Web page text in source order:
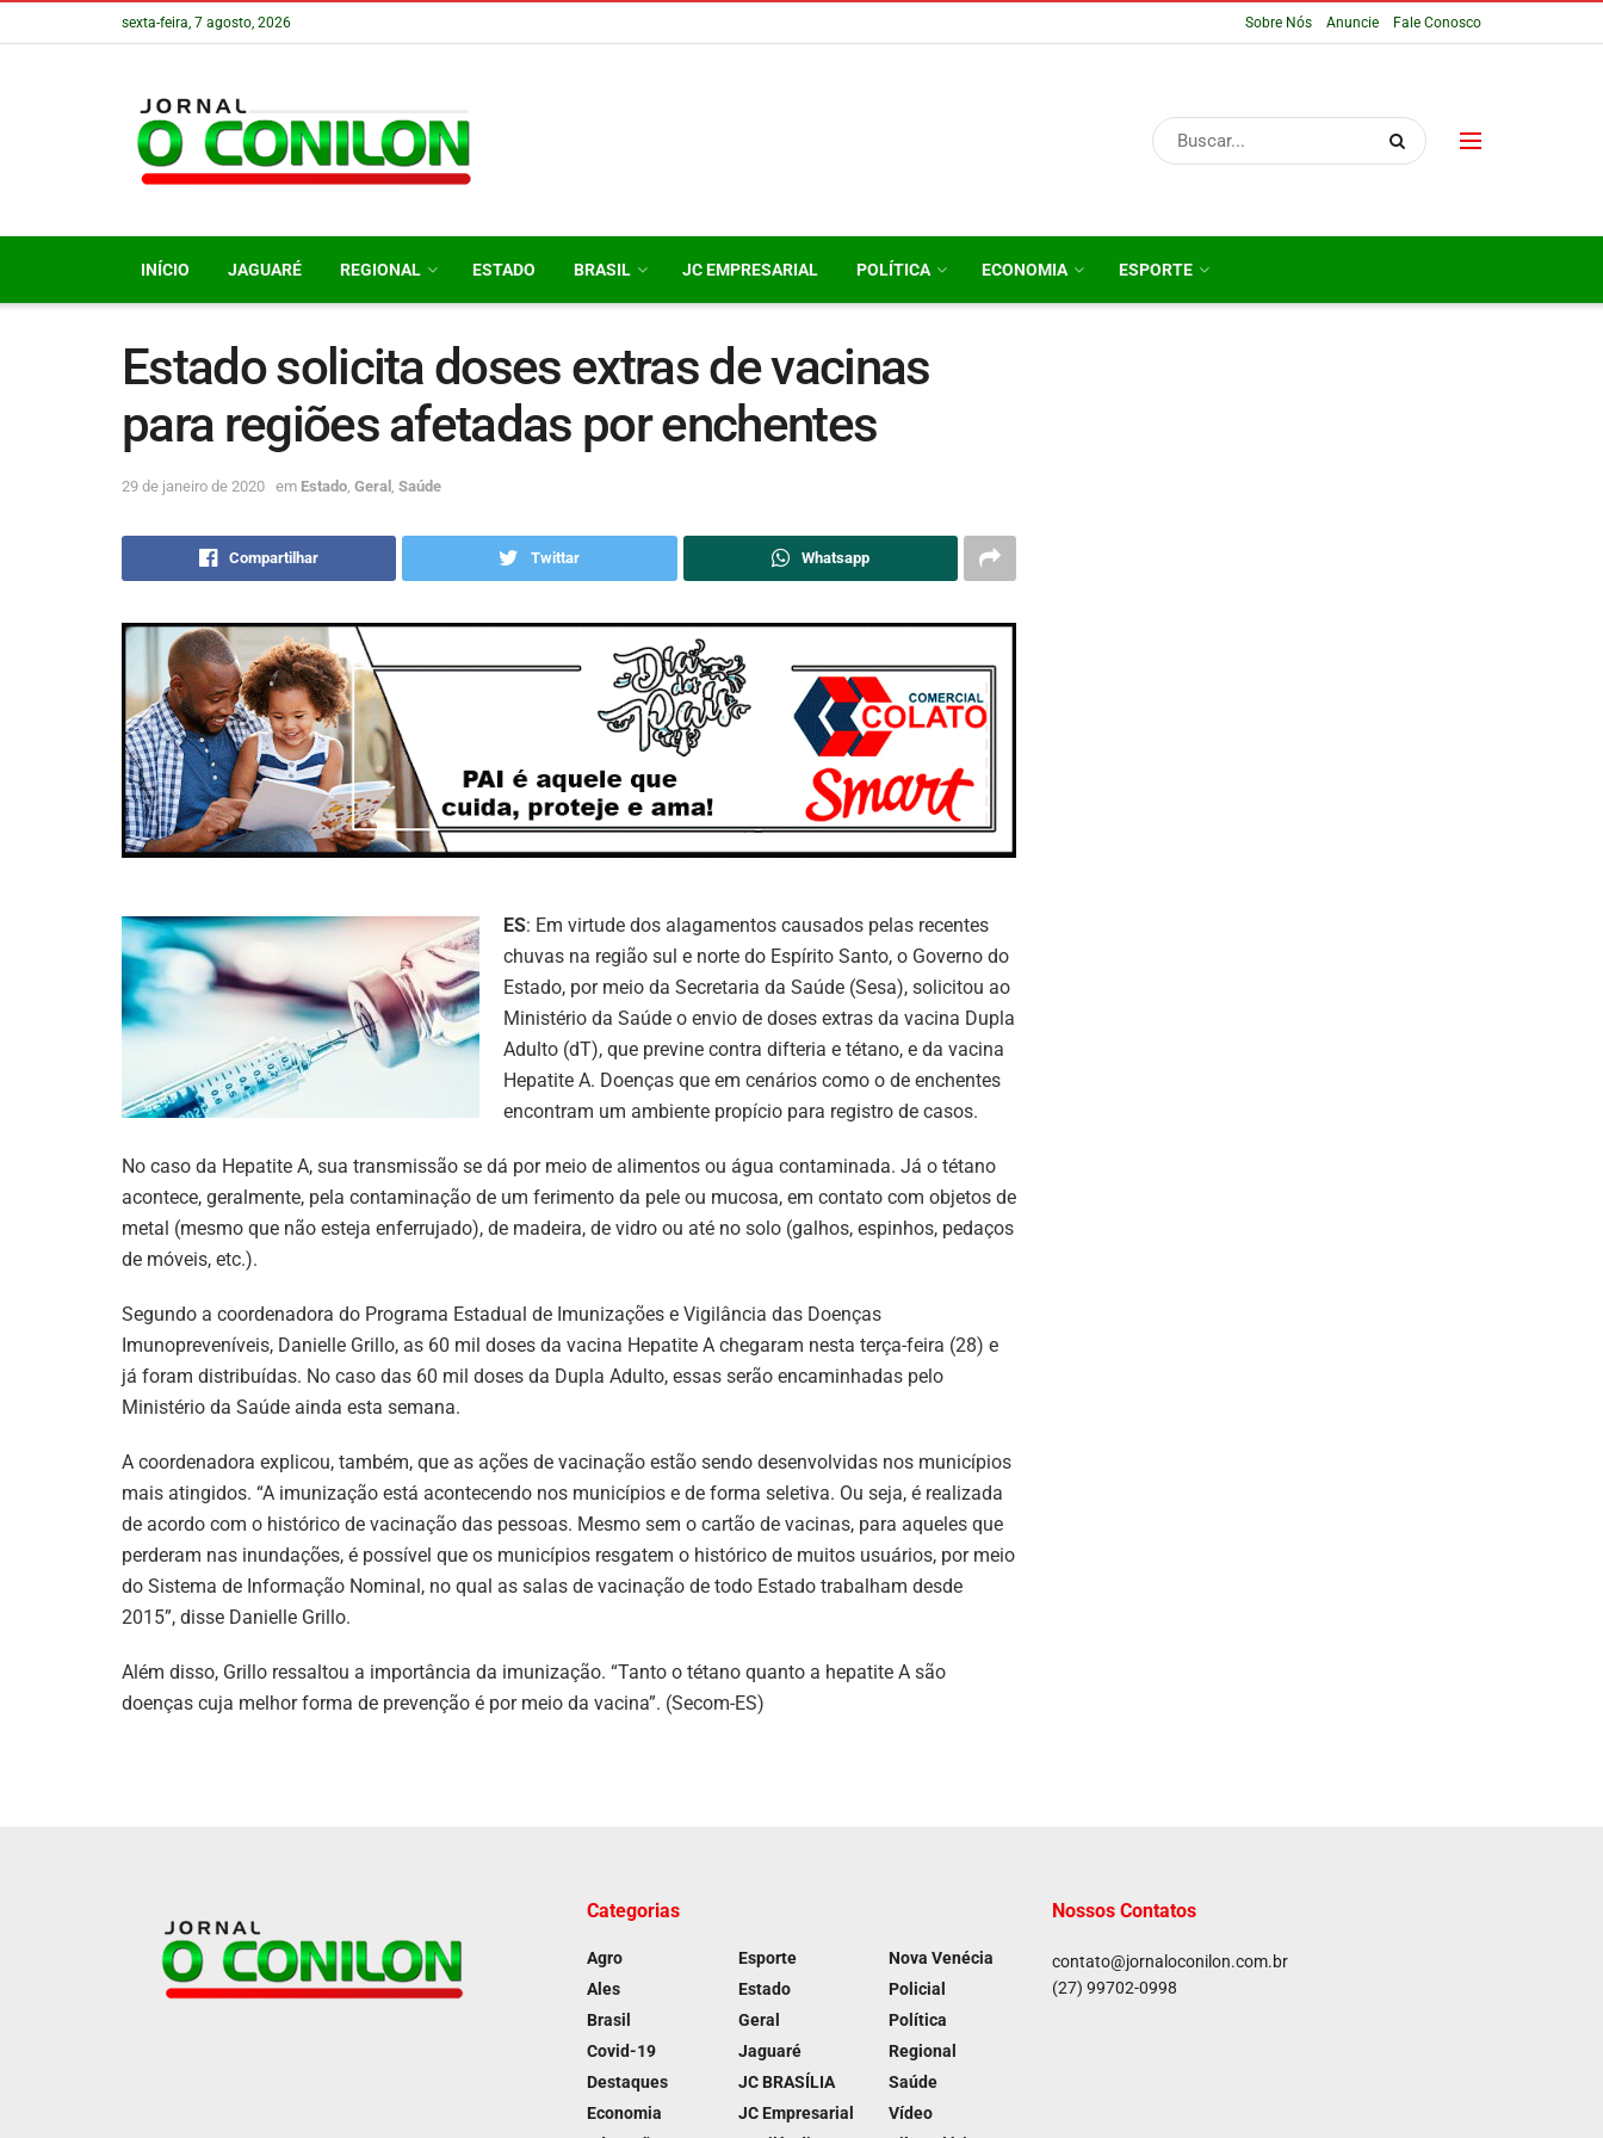
sexta-feira, 7 agosto, 2026 Sobre Nós Anuncie Fale Conosco
INÍCIO JAGUARÉ REGIONAL ESTADO BRASIL JC EMPRESARIAL POLÍTICA ECONOMIA ESPORTE
Estado solicita doses extras de vacinas
para regiões afetadas por enchentes
29 de janeiro de 2020 em Estado Geral Saúde
Compartilhar Twittar Whatsapp
ES: Em virtude dos alagamentos causados pelas recentes
chuvas na região sul e norte do Espírito Santo, o Governo do
Estado, por meio da Secretaria da Saúde (Sesa), solicitou ao
Ministério da Saúde o envio de doses extras da vacina Dupla
Adulto (dT), que previne contra difteria e tétano, e da vacina
Hepatite A. Doenças que em cenários como o de enchentes
encontram um ambiente propício para registro de casos.
No caso da Hepatite A, sua transmissão se dá por meio de alimentos ou água contaminada. Já o tétano
acontece, geralmente, pela contaminação de um ferimento da pele ou mucosa, em contato com objetos de
metal (mesmo que não esteja enferrujado), de madeira, de vidro ou até no solo (galhos, espinhos, pedaços
de móveis, etc.).
Segundo a coordenadora do Programa Estadual de Imunizações e Vigilância das Doenças
Imunopreveníveis, Danielle Grillo, as 60 mil doses da vacina Hepatite A chegaram nesta terça-feira (28) e
já foram distribuídas. No caso das 60 mil doses da Dupla Adulto, essas serão encaminhadas pelo
Ministério da Saúde ainda esta semana.
A coordenadora explicou, também, que as ações de vacinação estão sendo desenvolvidas nos municípios
mais atingidos. “A imunização está acontecendo nos municípios e de forma seletiva. Ou seja, é realizada
de acordo com o histórico de vacinação das pessoas. Mesmo sem o cartão de vacinas, para aqueles que
perderam nas inundações, é possível que os municípios resgatem o histórico de muitos usuários, por meio
do Sistema de Informação Nominal, no qual as salas de vacinação de todo Estado trabalham desde
2015”, disse Danielle Grillo.
Além disso, Grillo ressaltou a importância da imunização. “Tanto o tétano quanto a hepatite A são
doenças cuja melhor forma de prevenção é por meio da vacina”. (Secom-ES)
Categorias
Agro
Ales
Brasil
Covid-19
Destaques
Economia
Esporte
Estado
Geral
Jaguaré
JC BRASÍLIA
JC Empresarial
Nova Venécia
Policial
Política
Regional
Saúde
Vídeo
Nossos Contatos
contato@jornaloconilon.com.br
(27) 99702-0998